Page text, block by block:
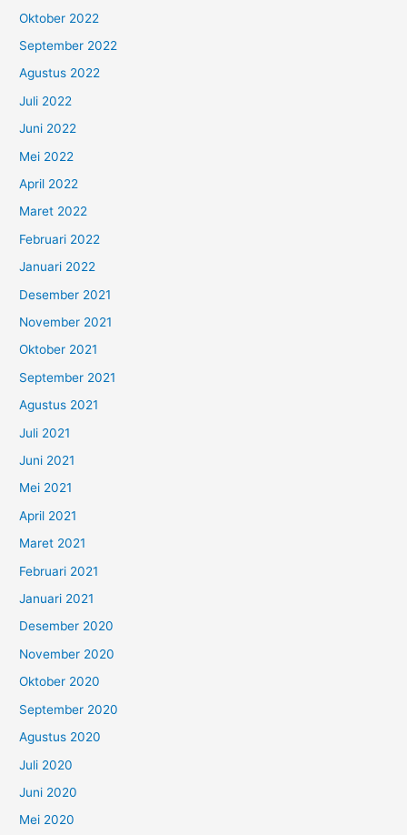
Oktober 2022
September 2022
Agustus 2022
Juli 2022
Juni 2022
Mei 2022
April 2022
Maret 2022
Februari 2022
Januari 2022
Desember 2021
November 2021
Oktober 2021
September 2021
Agustus 2021
Juli 2021
Juni 2021
Mei 2021
April 2021
Maret 2021
Februari 2021
Januari 2021
Desember 2020
November 2020
Oktober 2020
September 2020
Agustus 2020
Juli 2020
Juni 2020
Mei 2020